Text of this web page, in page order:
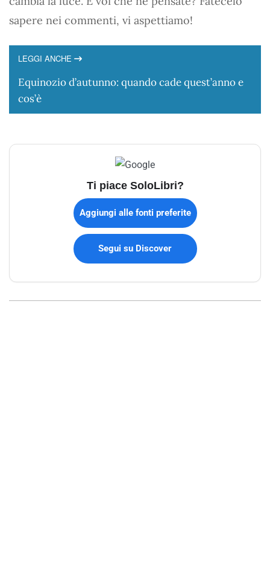
sapere nei commenti, vi aspettiamo!
LEGGI ANCHE
Equinozio d’autunno: quando cade quest’anno e
cos’è
Ti piace SoloLibri?
Aggiungi alle fonti preferite
Segui su Discover